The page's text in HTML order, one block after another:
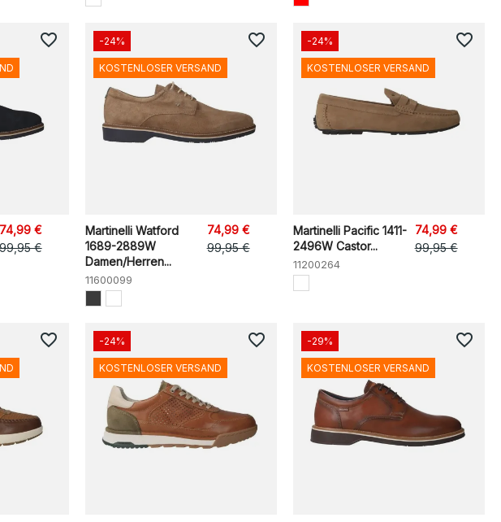
74,99 €
€
favorite_border
Martinelli Watford
1689-2889W
Damen/Herren...
11600099
74,99 €
99,95 €
-24%
KOSTENLOSER VERSAND
favorite_border
Martinelli Pacific 1411-
2496W Castor...
11200264
74,99 €
99,95 €
-24%
KOSTENLOSER VERSAND
favorite_border
favorite_border -24%
KOSTENLOSER VERSAND
favorite_border -29%
KOSTENLOSER VERSAND
favorite_border